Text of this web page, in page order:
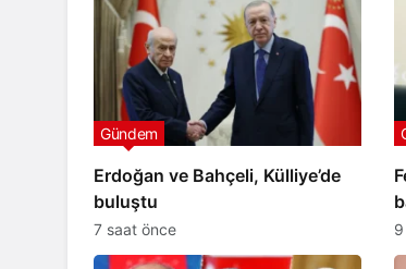
Erdoğan ve Bahçeli, Külliye’de
buluştu
Gündem
7 saat önce
Süleyman
2 Milyon TL
Sason
Sason’da
hasadı